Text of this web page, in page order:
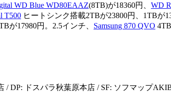
WD Blue WD80EAAZ(8TB)が18360円、 WD
T500 ヒートシンク搭載2TBが23800円、1TBが
が17980円。2.5インチ、 Samsung 870 QVO
/ DP: ドスパラ秋葉原本店 / SF: ソフマップ